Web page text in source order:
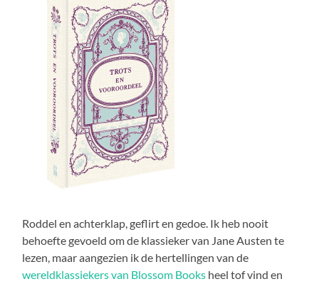
Roddel en achterklap, geflirt en gedoe. Ik heb nooit
behoefte gevoeld om de klassieker van Jane Austen te
lezen, maar aangezien ik de hertellingen van de
wereldklassiekers van Blossom Books heel tof vind en